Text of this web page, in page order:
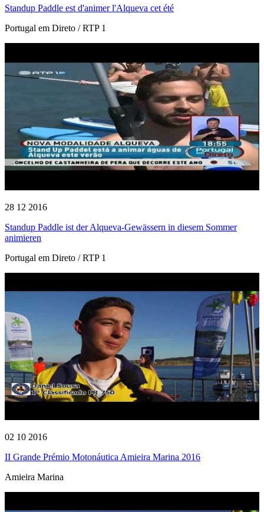
Standup Paddle est d'animer l'Alqueva cet été
Portugal em Direto / RTP 1
28 12 2016
Standup Paddle ist der Alqueva-Gewässern in diesem Sommer
animieren
Portugal em Direto / RTP 1
02 10 2016
II Grande Prémio Motonáutica Amieira Marina 2016
Amieira Marina